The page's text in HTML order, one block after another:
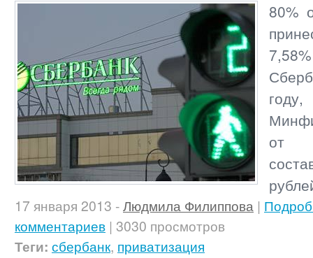
80%
от
17 января 2013 -Людмила Филиппова |
комментариев | 3030 просмотров
Теги: сбербанк, приватизация